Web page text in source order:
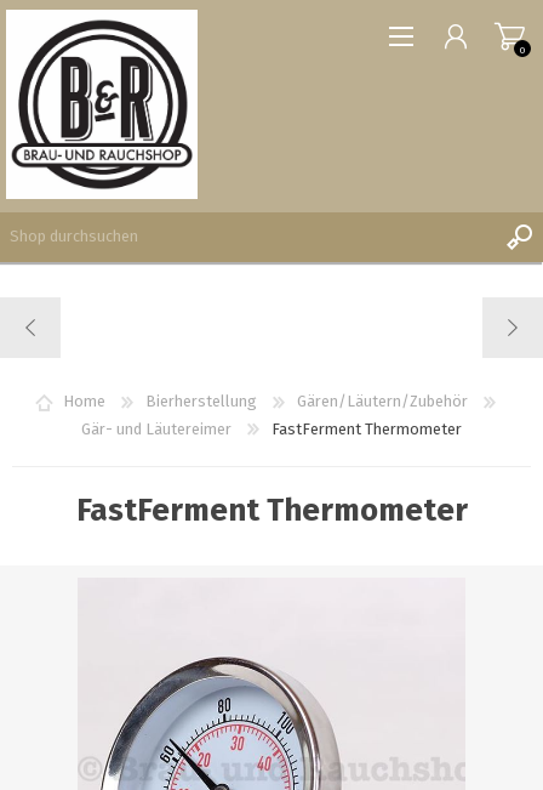
WUNSCHLISTE
0
Home Bierherstellung
Gären/Läutern/Zubehör
Gär- und Läutereimer
FastFerment Thermometer
FastFerment Thermometer